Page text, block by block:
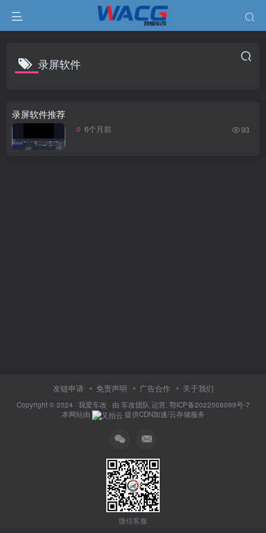
录屏软件
录屏软件推荐
6个月前 93
友链申请 免责声明 广告合作 关于我们
Copyright © 2024 · 我爱车改 · 由 车改团队 运营. 鄂ICP备2022008099号-7
本网站由
提供CDN加速/云存储服务
微信客服